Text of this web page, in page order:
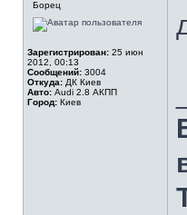
Борец
Зарегистрирован: 25 июн
2012, 00:13
Сообщений: 3004
Откуда: ДК Киев
Авто: Audi 2.8 АКПП
Город: Киев